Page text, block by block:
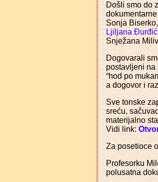
Došli smo do
Sonja Biserko,
Ljiljana Đurđić
Snježana
Dogovarali
postavljeni na
“hod po
a dogovor i
Sve tonske
sreću,
materijalno
Vidi link:
Za posetioce
Profesorku
polusatna